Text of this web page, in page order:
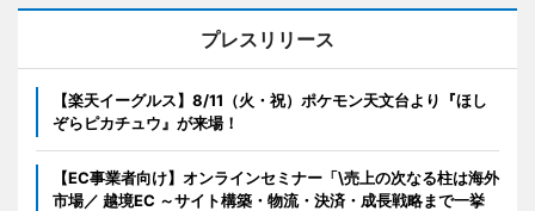
プレスリリース
【楽天イーグルス】8/11（火・祝）ポケモン天文台より『ほし
ぞらピカチュウ』が来場！
【EC事業者向け】オンラインセミナー「\売上の次なる柱は海外
市場／ 越境EC ～サイト構築・物流・決済・成長戦略まで一挙